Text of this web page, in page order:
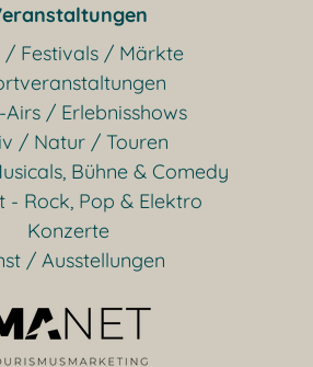
/ Festivals / Märkte
Airs / Erlebnisshows
/ Natur / Touren
Bühne & Comedy
- Rock, Pop & Elektro
Konzerte
/ Ausstellungen